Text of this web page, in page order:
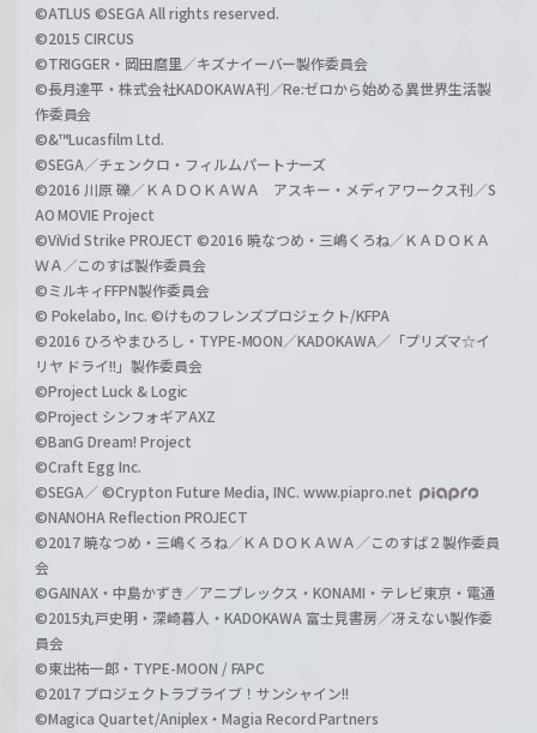
©ATLUS ©SEGA All rights reserved.
©2015 CIRCUS
©TRIGGER・岡田麿里／キズナイーバー製作委員会
©長月達平・株式会社KADOKAWA刊／Re:ゼロから始める異世界生活製
作委員会
©&™Lucasfilm Ltd.
©SEGA／チェンクロ・フィルムパートナーズ
©2016 川原 礫／ＫＡＤＯＫＡＷＡ アスキー・メディアワークス刊／S
AO MOVIE Project
©ViVid Strike PROJECT ©2016 暁なつめ・三嶋くろね／ＫＡＤＯＫＡ
ＷＡ／このすば製作委員会
©ミルキィFFPN製作委員会
© Pokelabo, Inc. ©けものフレンズプロジェクト/KFPA
©2016 ひろやまひろし・TYPE-MOON／KADOKAWA／「プリズマ☆イ
リヤ ドライ!!」製作委員会
©Project Luck & Logic
©Project シンフォギアAXZ
©BanG Dream! Project
©Craft Egg Inc.
©SEGA／ ©Crypton Future Media, INC. www.piapro.net
©NANOHA Reflection PROJECT
©2017 暁なつめ・三嶋くろね／ＫＡＤＯＫＡＷＡ／このすば２製作委員
会
©GAINAX・中島かずき／アニプレックス・KONAMI・テレビ東京・電通
©2015丸戸史明・深崎暮人・KADOKAWA 富士見書房／冴えない製作委
員会
©東出祐一郎・TYPE-MOON / FAPC
©2017 プロジェクトラブライブ！サンシャイン!!
©Magica Quartet/Aniplex・Magia Record Partners